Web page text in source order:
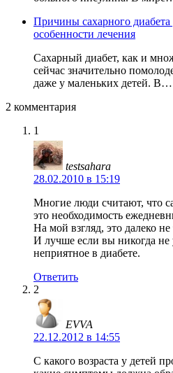
Причины сахарного
особенности лечения
Сахарный диабет, как и
сейчас значительно
даже у маленьких детей. В…
2 комментария
1
testsahara
28.02.2010 в 15:19
Многие люди считают, что
это необходимость
На мой взгляд, это далеко не
И лучше если вы никогда не
неприятное в диабете.
Ответить
2
EVVA
22.12.2012 в 14:55
С какого возраста у детей